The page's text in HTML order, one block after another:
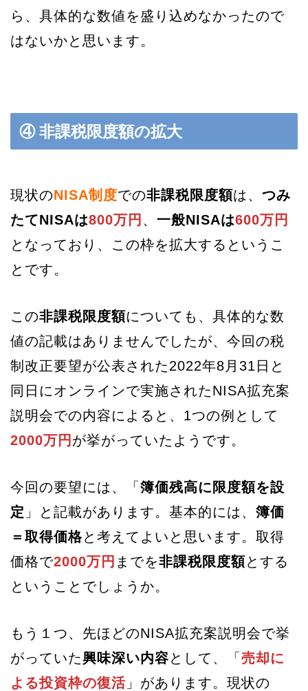
ら、具体的な数値を盛り込めなかったので
はないかと思います。
④ 非課税限度額の拡大
現状のNISA制度での非課税限度額は、 つみ
たてNISAは800万円 、 一般NISAは600万円
となっており、この枠を拡大するというこ
とです。
この非課税限度額についても、具体的な数
値の記載はありませんでしたが、今回の税
制改正要望が公表された2022年8月31日と
同日にオンラインで実施されたNISA拡充案
説明会での内容によると、1つの例として
2000万円 が挙がっていたようです。
今回の要望には、「簿価残高に限度額を設
定 」と記載があります。基本的には、 簿価
＝取得価格と考えてよいと思います。取得
価格で2000万円 までを非課税限度額とする
ということでしょうか。
もう１つ、先ほどのNISA拡充案説明会で挙
がっていた興味深い内容として、「売却に
よる投資枠の復活 」があります。現状の